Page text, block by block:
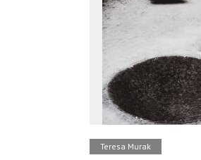
Teresa Murak